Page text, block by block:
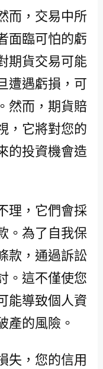
而，交易中所
面臨可怕的虧
期貨交易可能
遭遇虧損，可
然而，期貨賠
，它將對您的
的投資機會造
理，它們會採
。為了自我保
款，通過訴訟
。這不僅使您
能導致個人資
產的風險。
失，您的信用